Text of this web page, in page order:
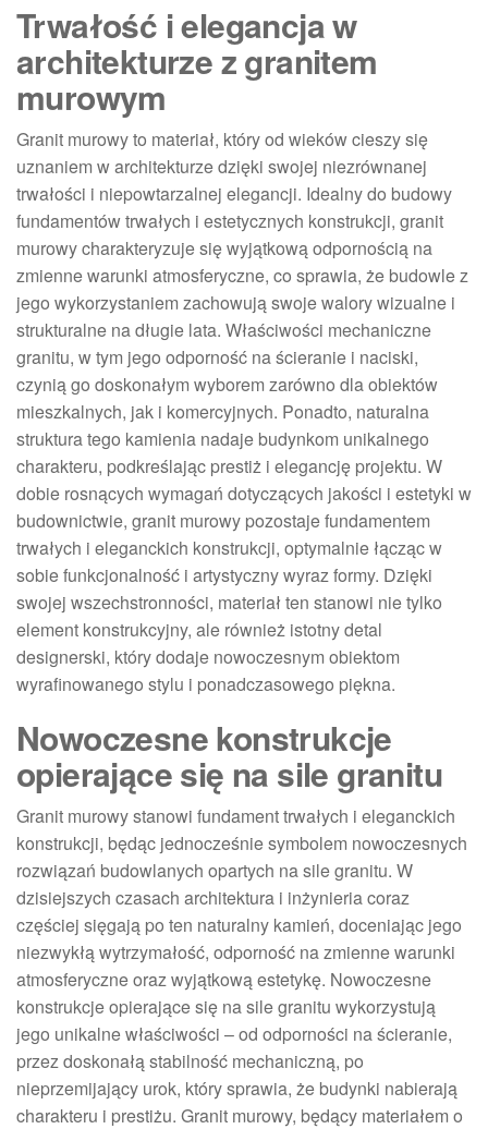
Trwałość i elegancja w
architekturze z granitem
murowym
Granit murowy to materiał, który od wieków cieszy się
uznaniem w architekturze dzięki swojej niezrównanej
trwałości i niepowtarzalnej elegancji. Idealny do budowy
fundamentów trwałych i estetycznych konstrukcji, granit
murowy charakteryzuje się wyjątkową odpornością na
zmienne warunki atmosferyczne, co sprawia, że budowle z
jego wykorzystaniem zachowują swoje walory wizualne i
strukturalne na długie lata. Właściwości mechaniczne
granitu, w tym jego odporność na ścieranie i naciski,
czynią go doskonałym wyborem zarówno dla obiektów
mieszkalnych, jak i komercyjnych. Ponadto, naturalna
struktura tego kamienia nadaje budynkom unikalnego
charakteru, podkreślając prestiż i elegancję projektu. W
dobie rosnących wymagań dotyczących jakości i estetyki w
budownictwie, granit murowy pozostaje fundamentem
trwałych i eleganckich konstrukcji, optymalnie łącząc w
sobie funkcjonalność i artystyczny wyraz formy. Dzięki
swojej wszechstronności, materiał ten stanowi nie tylko
element konstrukcyjny, ale również istotny detal
designerski, który dodaje nowoczesnym obiektom
wyrafinowanego stylu i ponadczasowego piękna.
Nowoczesne konstrukcje
opierające się na sile granitu
Granit murowy stanowi fundament trwałych i eleganckich
konstrukcji, będąc jednocześnie symbolem nowoczesnych
rozwiązań budowlanych opartych na sile granitu. W
dzisiejszych czasach architektura i inżynieria coraz
częściej sięgają po ten naturalny kamień, doceniając jego
niezwykłą wytrzymałość, odporność na zmienne warunki
atmosferyczne oraz wyjątkową estetykę. Nowoczesne
konstrukcje opierające się na sile granitu wykorzystują
jego unikalne właściwości – od odporności na ścieranie,
przez doskonałą stabilność mechaniczną, po
nieprzemijający urok, który sprawia, że budynki nabierają
charakteru i prestiżu. Granit murowy, będący materiałem o